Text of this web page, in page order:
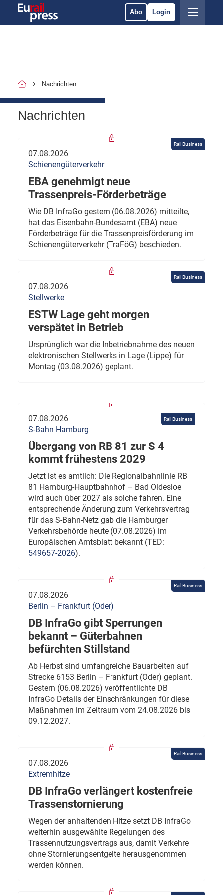
Abo Login
Nachrichten
Nachrichten
Rail Business
07.08.2026
Schienengüterverkehr
EBA genehmigt neue
Trassenpreis-Förderbeträge
Wie DB InfraGo gestern (06.08.2026) mitteilte,
hat das Eisenbahn-Bundesamt (EBA) neue
Förderbeträge für die Trassenpreisförderung im
Schienengüterverkehr (TraFöG) beschieden.
Rail Business
07.08.2026
Stellwerke
ESTW Lage geht morgen
verspätet in Betrieb
Ursprünglich war die Inbetriebnahme des neuen
elektronischen Stellwerks in Lage (Lippe) für
Montag (03.08.2026) geplant.
Rail Business
07.08.2026
S-Bahn Hamburg
Übergang von RB 81 zur S 4
kommt frühestens 2029
Jetzt ist es amtlich: Die Regionalbahnlinie RB
81 Hamburg-Hauptbahnhof – Bad Oldesloe
wird auch über 2027 als solche fahren. Eine
entsprechende Änderung zum Verkehrsvertrag
für das S-Bahn-Netz gab die Hamburger
Verkehrsbehörde heute (07.08.2026) im
Europäischen Amtsblatt bekannt (TED:
549657-2026).
Rail Business
07.08.2026
Berlin – Frankfurt (Oder)
DB InfraGo gibt Sperrungen
bekannt – Güterbahnen
befürchten Stillstand
Ab Herbst sind umfangreiche Bauarbeiten auf
Strecke 6153 Berlin – Frankfurt (Oder) geplant.
Gestern (06.08.2026) veröffentlichte DB
InfraGo Details der Einschränkungen für diese
Maßnahmen im Zeitraum vom 24.08.2026 bis
09.12.2027.
Rail Business
07.08.2026
Extremhitze
DB InfraGo verlängert kostenfreie
Trassenstornierung
Wegen der anhaltenden Hitze setzt DB InfraGo
weiterhin ausgewählte Regelungen des
Trassennutzungsvertrags aus, damit Verkehre
ohne Stornierungsentgelte herausgenommen
werden können.